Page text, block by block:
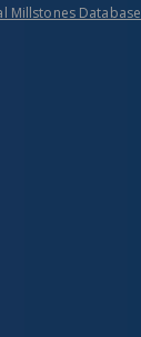
Millstones Database